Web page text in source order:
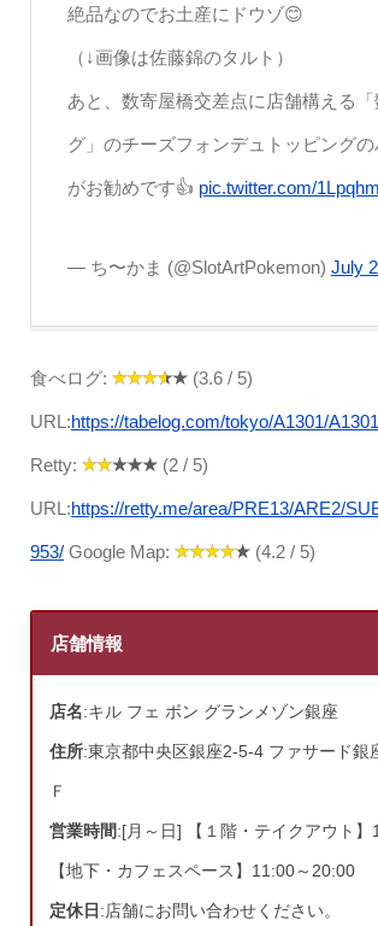
絶品なのでお土産にドウゾ😊
（↓画像は佐藤錦のタルト）
あと、数寄屋橋交差点に店舗構える
グ」のチーズフォンデュトッピング
がお勧めです👍 pic.twitter.com/
— ち〜かま (@SlotArtPokemon) July
食べログ: (3.6 / 5)
URL:https://tabelog.com/tokyo/A1301/
Retty: (2 / 5)
URL:https://retty.me/area/PRE13/ARE2/
953/Google Map: (4.2 / 5)
店舗情報
店名:キル フェ ボン グランメゾン銀座
住所:東京都中央区銀座2-5-4 ファサード銀
Ｆ
営業時間:[月～日] 【１階・テイクアウト
【地下・カフェスペース】11:00～20:00
定休日:店舗にお問い合わせください。